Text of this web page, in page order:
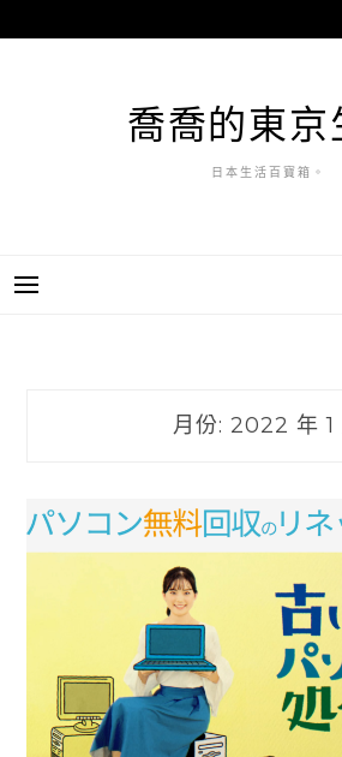
至
喬喬的東京
日本生活百寶箱。
月份: 2022 年 1